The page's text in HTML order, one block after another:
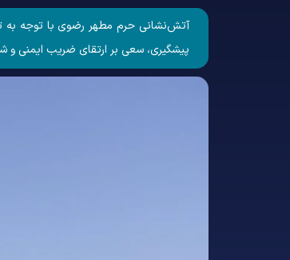
آتش‌نشانی حرم مطهر رضوی با توجه به
پیشگیری، سعی بر ارتقای ضریب ایمنی و